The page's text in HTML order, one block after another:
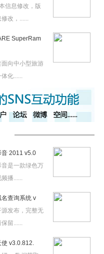
信息修改，版
改，......
SuperRam
面向中小型旅游
化......
音 2011 v5.0
音是一款绿色万
播......
名查询系统 v
源发布，完整无
留......
使 v3.0.812.